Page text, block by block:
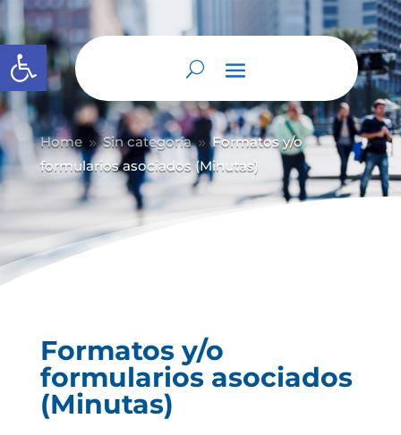
Abrir barra de herramientas
Home 9 Sin categoría 9 Formatos y/o
formularios asociados (Minutas)
Formatos y/o
formularios asociados
(Minutas)